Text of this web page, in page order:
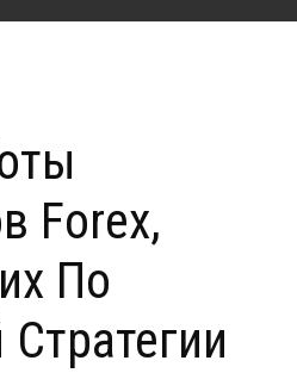
Forex,
По